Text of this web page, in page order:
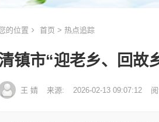
的位置 首页 > 热点追踪
镇市“迎老乡、回故
王 婧 来源: 2026-02-13 09:07:12